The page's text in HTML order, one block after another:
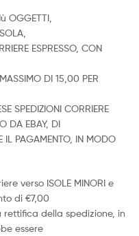
OGGETTI,
ESPRESSO, CON
DI 15,00 PER
SPEDIZIONI CORRIERE
DA EBAY, DI
IL PAGAMENTO, IN MODO
verso ISOLE MINORI e
di €7,00
della spedizione, in
essere